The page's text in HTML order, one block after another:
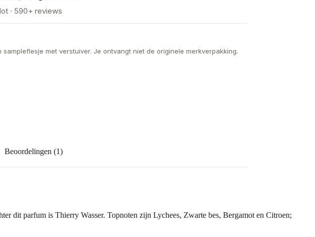
· 590+ reviews
met verstuiver. Je ontvangt niet de originele merkverpakking.
Beoordelingen (1)
dit parfum is Thierry Wasser. Topnoten zijn Lychees, Zwarte bes, Bergamot en Citroen;